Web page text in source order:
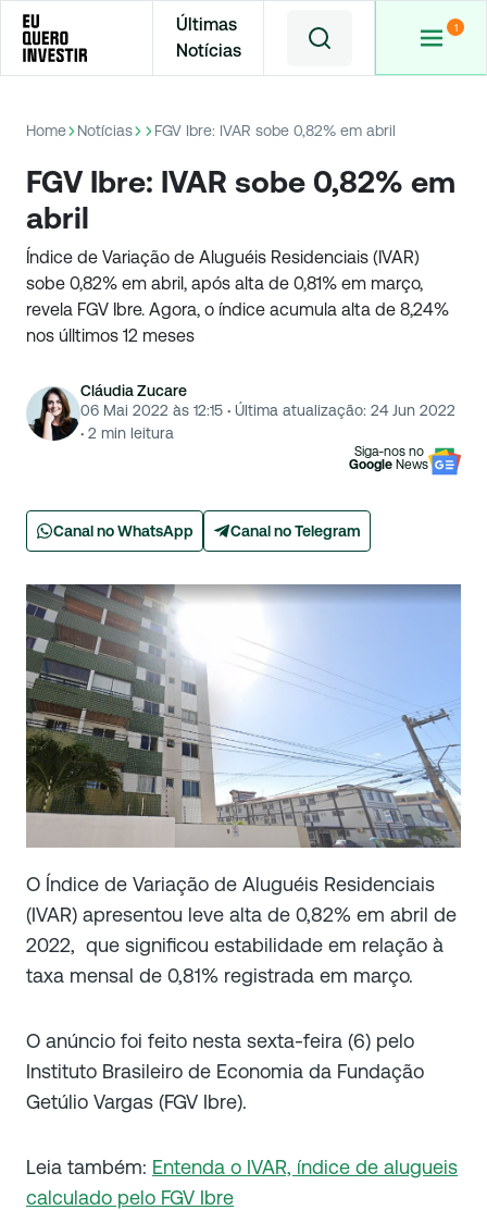
Últimas
Notícias
Home Notícias FGV Ibre: IVAR sobe 0,82% em abril
FGV Ibre: IVAR sobe 0,82% em
abril
Índice de Variação de Aluguéis Residenciais (IVAR)
sobe 0,82% em abril, após alta de 0,81% em março,
revela FGV Ibre. Agora, o índice acumula alta de 8,24%
nos úlltimos 12 meses
Cláudia Zucare
06 Mai 2022 às 12:15 · Última atualização: 24 Jun 2022
· 2 min leitura
Siga-nos no
Google News
Canal no WhatsApp Canal no Telegram
O Índice de Variação de Aluguéis Residenciais
(IVAR) apresentou leve alta de 0,82% em abril de
2022, que significou estabilidade em relação à
taxa mensal de 0,81% registrada em março.
O anúncio foi feito nesta sexta-feira (6) pelo
Instituto Brasileiro de Economia da Fundação
Getúlio Vargas (FGV Ibre).
Leia também: Entenda o IVAR, índice de alugueis
calculado pelo FGV Ibre